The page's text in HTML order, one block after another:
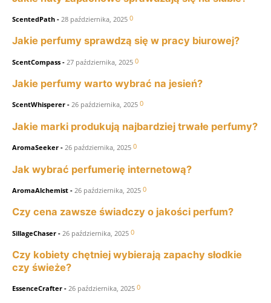
ScentedPath - 28 października, 2025 0
Jakie perfumy sprawdzą się w pracy biurowej?
ScentCompass - 27 października, 2025 0
Jakie perfumy warto wybrać na jesień?
ScentWhisperer - 26 października, 2025 0
Jakie marki produkują najbardziej trwałe perfumy?
AromaSeeker - 26 października, 2025 0
Jak wybrać perfumerię internetową?
AromaAlchemist - 26 października, 2025 0
Czy cena zawsze świadczy o jakości perfum?
SillageChaser - 26 października, 2025 0
Czy kobiety chętniej wybierają zapachy słodkie
czy świeże?
EssenceCrafter - 26 października, 2025 0